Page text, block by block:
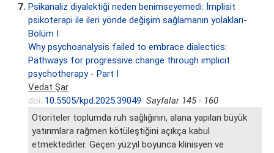
7. Psikanaliz diyalektiği neden benimseyemedi: İmplisit
psikoterapi ile ileri yönde değişim sağlamanın yolakları-
Bölüm I
Why psychoanalysis failed to embrace dialectics:
Pathways for progressive change through implicit
psychotherapy - Part I
Vedat Şar
doi: 10.5505/kpd.2025.39049 Sayfalar 145 - 160
Otoriteler toplumda ruh sağlığının, alana yapılan büyük
yatırımlara rağmen kötüleştiğini açıkça kabul
etmektedirler. Geçen yüzyıl boyunca klinisyen ve